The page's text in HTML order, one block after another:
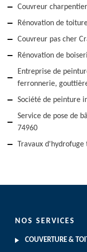
Couvreur
Rénovation de
Couvreur pas cher
Rénovation de
Entreprise de
ferronnerie,
Société de peinture
Service de pose de
74960
Travaux
NOS SERVICES
COUVERTURE &